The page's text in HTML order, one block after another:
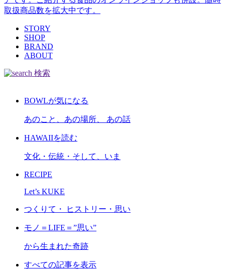
STORY
SHOP
BRAND
ABOUT
検索
BOWLが気になる
あのこと、あの場所、 あの話
HAWAIIを読む
文化・伝統・そして、いま
RECIPE
Let’s KUKE
つくりて・ ヒストリー・思い
モノ＝LIFE＝”思い”
から生まれた奇跡
すべての記事を表示